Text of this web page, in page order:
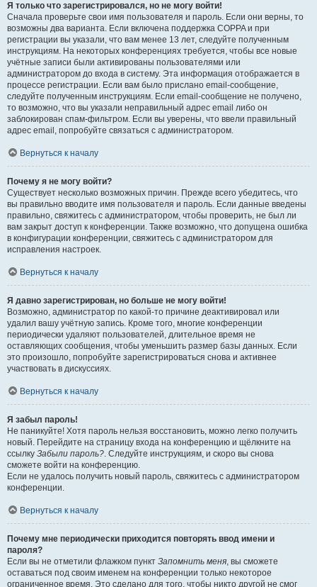
Я только что зарегистрировался, но не могу войти!
Сначала проверьте свои имя пользователя и пароль. Если они верны, то
возможны два варианта. Если включена поддержка COPPA и при
регистрации вы указали, что вам менее 13 лет, следуйте полученным
инструкциям. На некоторых конференциях требуется, чтобы все новые
учётные записи были активированы пользователями или
администратором до входа в систему. Эта информация отображается в
процессе регистрации. Если вам было прислано email-сообщение,
следуйте полученным инструкциям. Если email-сообщение не получено,
то возможно, что вы указали неправильный адрес email либо он
заблокирован спам-фильтром. Если вы уверены, что ввели правильный
адрес email, попробуйте связаться с администратором.
Вернуться к началу
Почему я не могу войти?
Существует несколько возможных причин. Прежде всего убедитесь, что
вы правильно вводите имя пользователя и пароль. Если данные введены
правильно, свяжитесь с администратором, чтобы проверить, не был ли
вам закрыт доступ к конференции. Также возможно, что допущена ошибка
в конфигурации конференции, свяжитесь с администратором для
исправления настроек.
Вернуться к началу
Я давно зарегистрирован, но больше не могу войти!
Возможно, администратор по какой-то причине деактивировал или
удалил вашу учётную запись. Кроме того, многие конференции
периодически удаляют пользователей, длительное время не
оставляющих сообщения, чтобы уменьшить размер базы данных. Если
это произошло, попробуйте зарегистрироваться снова и активнее
участвовать в дискуссиях.
Вернуться к началу
Я забыл пароль!
Не паникуйте! Хотя пароль нельзя восстановить, можно легко получить
новый. Перейдите на страницу входа на конференцию и щёлкните на
ссылку Забыли пароль?. Следуйте инструкциям, и скоро вы снова
сможете войти на конференцию.
Если не удалось получить новый пароль, свяжитесь с администратором
конференции.
Вернуться к началу
Почему мне периодически приходится повторять ввод имени и
пароля?
Если вы не отметили флажком пункт Запомнить меня, вы сможете
оставаться под своим именем на конференции только некоторое
ограниченное время. Это сделано для того, чтобы никто другой не смог